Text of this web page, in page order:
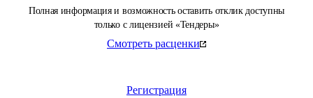
Полная информация и возможность оставить отклик доступны
только с лицензией «Тендеры»
Смотреть расценки
Регистрация